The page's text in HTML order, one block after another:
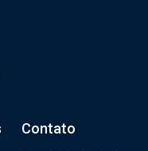
Contato